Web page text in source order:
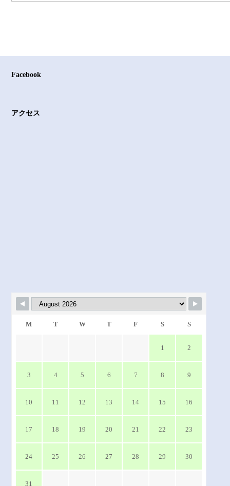
Facebook
アクセス
M T W T F S S
1 2
3 4 5 6 7 8 9
10 11 12 13 14 15 16
17 18 19 20 21 22 23
24 25 26 27 28 29 30
31